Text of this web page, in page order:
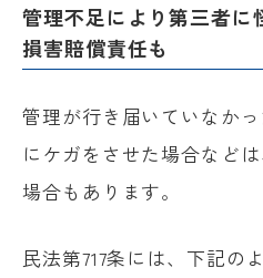
管理不足により第三者に
損害賠償責任も
管理が行き届いていなか
にケガをさせた場合など
場合もあります。
民法第717条には、下記の